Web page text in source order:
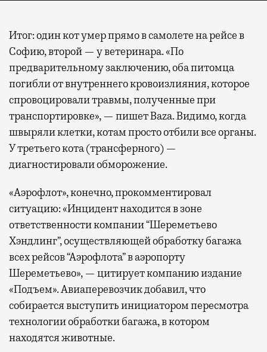
Итог: один кот умер прямо в самолете на рейсе в
Софию, второй — у ветеринара. «По
предварительному заключению, оба питомца
погибли от внутреннего кровоизлияния, которое
спровоцировали травмы, полученные при
транспортировке», — пишет Baza. Видимо, когда
швыряли клетки, котам просто отбили все органы.
У третьего кота (трансферного) —
диагностировали обморожение.
«Аэрофлот», конечно, прокомментировал
ситуацию: «Инцидент находится в зоне
ответственности компании “Шереметьево
Хэндлинг”, осуществляющей обработку багажа
всех рейсов “Аэрофлота” в аэропорту
Шереметьево», — цитирует компанию издание
«Подъем». Авиаперевозчик добавил, что
собирается выступить инициатором пересмотра
технологии обработки багажа, в котором
находятся животные.